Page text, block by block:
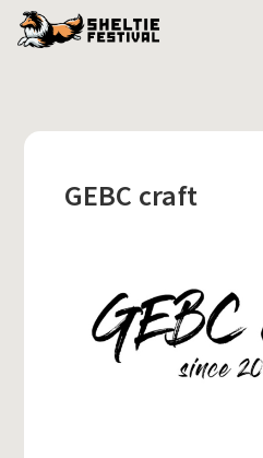
GEBC craft